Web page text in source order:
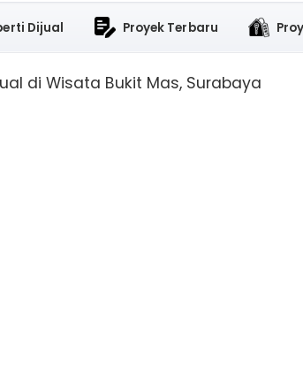
Dijual Proyek Terbaru
di Wisata Bukit Mas, Surabaya